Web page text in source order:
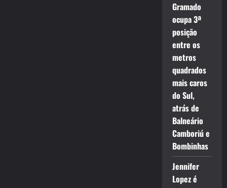
Gramado
ocupa 3ª
posição
entre os
metros
quadrados
mais caros
do Sul,
atrás de
Balneário
Camboriú e
Bombinhas
Jennifer
Lopez é